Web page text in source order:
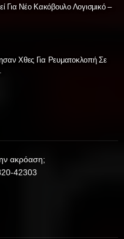
Για Νέο Κακόβουλο Λογισμικό –
Χθες Για Ρευματοκλοπή Σε
ακρόαση;
42303